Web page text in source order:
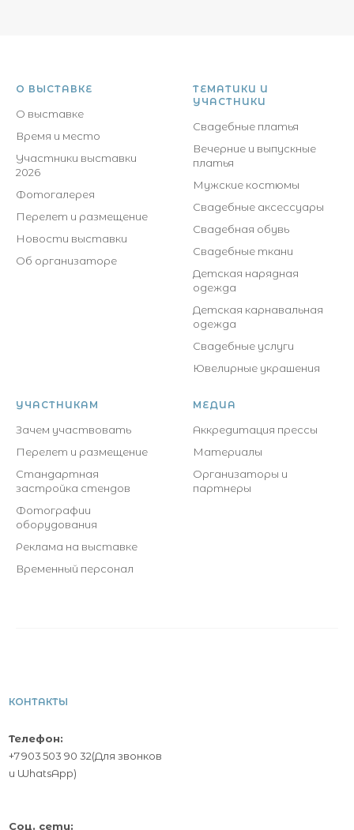
О ВЫСТАВКЕ
О выставке
Время и место
Участники выставки
2026
Фотогалерея
Перелет и размещение
Новости выставки
Об организаторе
ТЕМАТИКИ И
УЧАСТНИКИ
Свадебные платья
Вечерние и выпускные
платья
Мужские костюмы
Свадебные аксессуары
Свадебная обувь
Свадебные ткани
Детская нарядная
одежда
Детская карнавальная
одежда
Свадебные услуги
Ювелирные украшения
УЧАСТНИКАМ
Зачем участвовать
Перелет и размещение
Стандартная
застройка стендов
Фотографии
оборудования
Реклама на выставке
Временный персонал
МЕДИА
Аккредитация прессы
Материалы
Организаторы и
партнеры
КОНТАКТЫ
Телефон:
+7 903 503 90 32(Для звонков
и WhatsApp)
Соц. сети: